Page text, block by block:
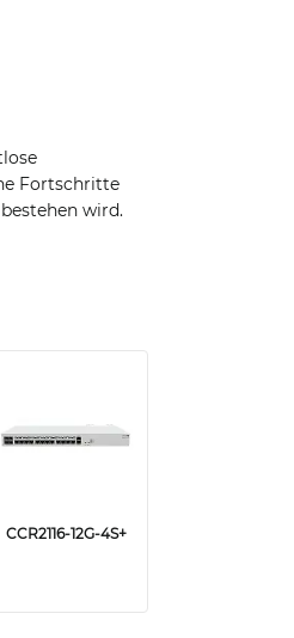
Fortschritte
wird.
CCR2116-12G-4S+